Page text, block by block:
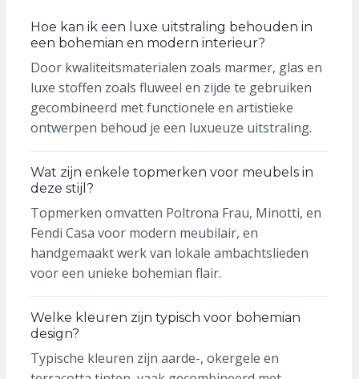
Hoe kan ik een luxe uitstraling behouden in
een bohemian en modern interieur?
Door kwaliteitsmaterialen zoals marmer, glas en
luxe stoffen zoals fluweel en zijde te gebruiken
gecombineerd met functionele en artistieke
ontwerpen behoud je een luxueuze uitstraling.
Wat zijn enkele topmerken voor meubels in
deze stijl?
Topmerken omvatten Poltrona Frau, Minotti, en
Fendi Casa voor modern meubilair, en
handgemaakt werk van lokale ambachtslieden
voor een unieke bohemian flair.
Welke kleuren zijn typisch voor bohemian
design?
Typische kleuren zijn aarde-, okergele en